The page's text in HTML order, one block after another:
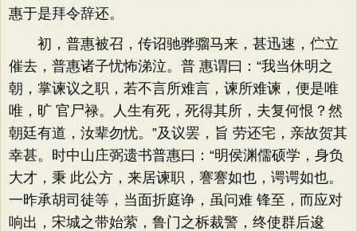
惠于是拜令辞还。
初，普惠被召，传诏驰骅骝马来，甚迅速，伫立
催去，普惠诸子忧怖涕泣。普 惠谓曰：“我当休明之
朝，掌谏议之职，若不言所难言，谏所难谏，便是唯
唯，旷 官尸禄。人生有死，死得其所，夫复何恨？然
朝廷有道，汝辈勿忧。”及议罢，旨 劳还宅，亲故贺其
幸甚。时中山庄弼遗书普惠曰：“明侯渊儒硕学，身负
大才，秉 此公方，来居谏职，謇謇如也，谔谔如也。
一昨承胡司徒等，当面折庭诤，虽问难 锋至，而应对
响出，宋城之带始萦，鲁门之柝裁警，终使群后逡